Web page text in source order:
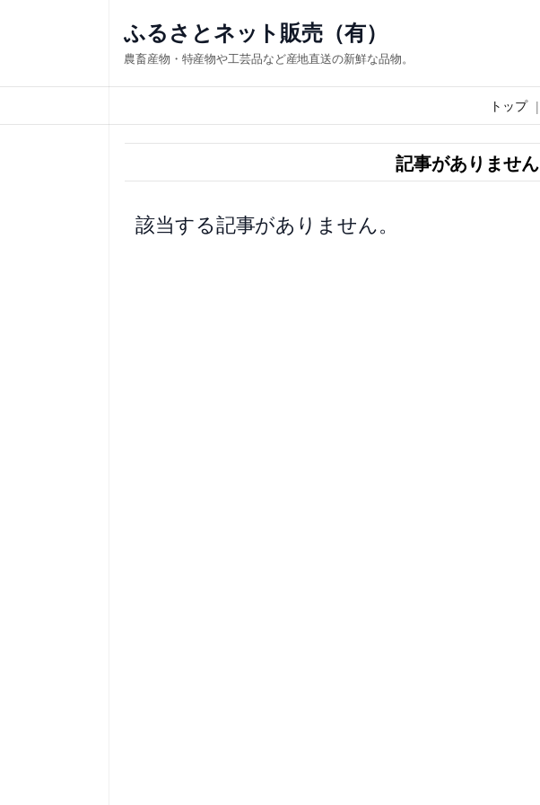
ス
キ
ふるさとネット販売（有）
農畜産物・特産物や工芸品など産地直送の新鮮な品物。
トップ
記事がありません
該当する記事がありません。